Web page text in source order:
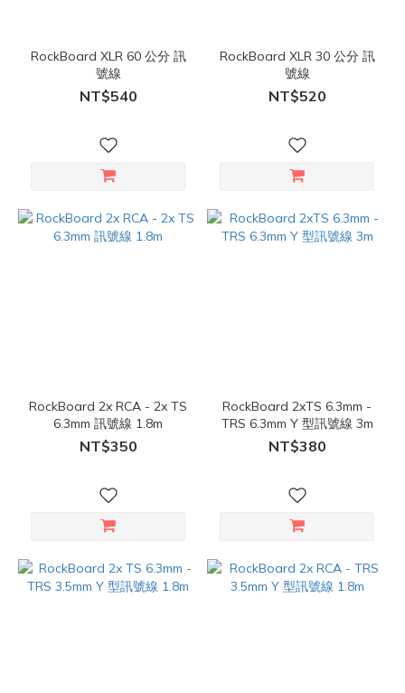
RockBoard XLR 60 公分 訊
號線
NT$540
RockBoard XLR 30 公分 訊
號線
NT$520
RockBoard 2x RCA - 2x TS
6.3mm 訊號線 1.8m
NT$350
RockBoard 2xTS 6.3mm -
TRS 6.3mm Y 型訊號線 3m
NT$380